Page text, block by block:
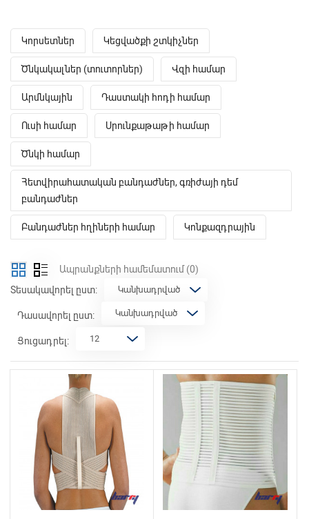
Կորսետներ Կեցվածքի շտկիչներ
Ծնկակալներ (տուտորներ) Վզի համար
Արմնկային Դաստակի հոդի համար
Ուսի համար Սրունքաթաթի համար
Ծնկի համար
Հետվիրահատական բանդաժներ, գռիժայի դեմ
բանդաժներ
Բանդաժներ հղիների համար Կոնքազդրային
Ապրանքների համեմատում(0)
Տեսակավորել ըստ:
Դասավորել ըստ:
Ցուցադրել: